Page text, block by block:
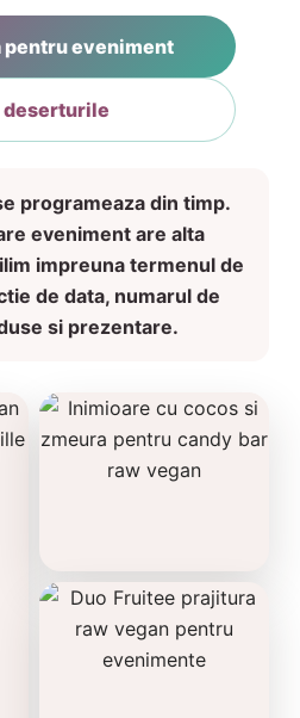
pentru eveniment
deserturile
programeaza din timp.
eveniment are alta
impreuna termenul de
de data, numarul de
si prezentare.